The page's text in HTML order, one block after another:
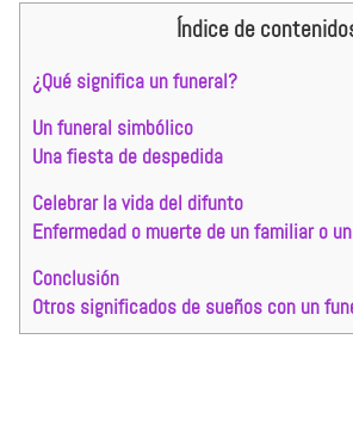
Índice de
¿Qué significa un funeral?
Un funeral simbólico
Una fiesta de despedida
Celebrar la vida del difunto
Enfermedad o muerte de un familiar o
Conclusión
Otros significados de sueños con un